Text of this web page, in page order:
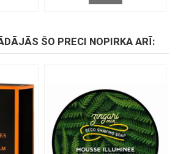
ŠO PRECI NOPIRKA ARĪ: